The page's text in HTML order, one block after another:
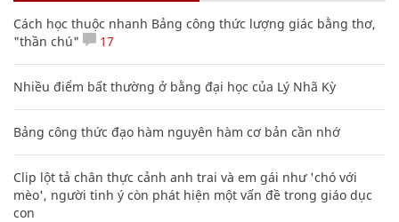
Cách học thuộc nhanh Bảng công thức lượng giác bằng thơ,
"thần chú"
17
Nhiều điểm bất thường ở bằng đại học của Lý Nhã Kỳ
Bảng công thức đạo hàm nguyên hàm cơ bản cần nhớ
Clip lột tả chân thực cảnh anh trai và em gái như 'chó với
mèo', người tinh ý còn phát hiện một vấn đề trong giáo dục
con